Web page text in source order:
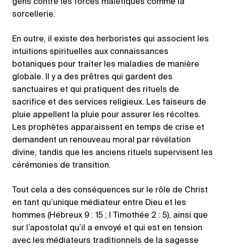
gens contre les forces maléfiques comme la
sorcellerie.
En outre, il existe des herboristes qui associent les
intuitions spirituelles aux connaissances
botaniques pour traiter les maladies de manière
globale. Il y a des prêtres qui gardent des
sanctuaires et qui pratiquent des rituels de
sacrifice et des services religieux. Les faiseurs de
pluie appellent la pluie pour assurer les récoltes.
Les prophètes apparaissent en temps de crise et
demandent un renouveau moral par révélation
divine, tandis que les anciens rituels supervisent les
cérémonies de transition.
Tout cela a des conséquences sur le rôle de Christ
en tant qu’unique médiateur entre Dieu et les
hommes (Hébreux 9 : 15 ; I Timothée 2 : 5), ainsi que
sur l’apostolat qu’il a envoyé et qui est en tension
avec les médiateurs traditionnels de la sagesse